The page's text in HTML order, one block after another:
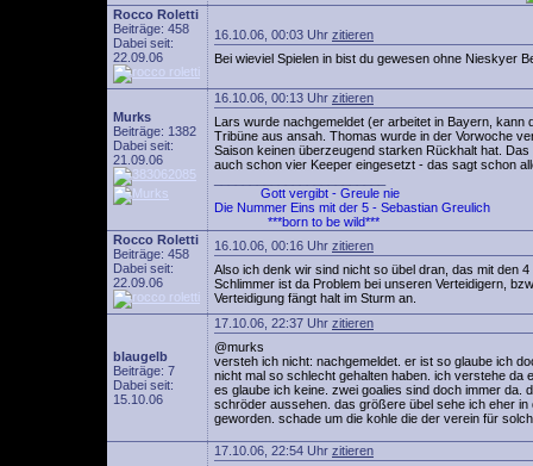
Rocco Roletti
Beiträge: 458
Dabei seit:
22.09.06
16.10.06, 00:03 Uhr zitieren
Bei wieviel Spielen in bist du gewesen ohne Nieskyer
Murks
Beiträge: 1382
Dabei seit:
21.09.06
16.10.06, 00:13 Uhr zitieren
Lars wurde nachgemeldet (er arbeitet in Bayern,
Tribüne aus ansah. Thomas wurde in der Vorwoche
Saison keinen überzeugend starken Rückhalt hat.
auch schon vier Keeper eingesetzt - das sagt schon
Gott vergibt - Greule nie
Die Nummer Eins mit der 5 - Sebastian Greulich
***born to be wild***
Rocco Roletti
Beiträge: 458
Dabei seit:
22.09.06
16.10.06, 00:16 Uhr zitieren
Also ich denk wir sind nicht so übel dran, das mit den
Schlimmer ist da Problem bei unseren Verteidigern,
Verteidigung fängt halt im Sturm an.
blaugelb
Beiträge: 7
Dabei seit:
15.10.06
17.10.06, 22:37 Uhr zitieren
@murks
versteh ich nicht: nachgemeldet. er ist so glaube ich
nicht mal so schlecht gehalten haben. ich verstehe da
es glaube ich keine. zwei goalies sind doch immer da.
schröder aussehen. das größere übel sehe ich eher
geworden. schade um die kohle die der verein für
17.10.06, 22:54 Uhr zitieren